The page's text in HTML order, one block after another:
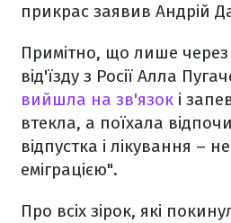
прикрас заявив Андрій
Примітно, що лише через
від'їзду з Росії Алла
вийшла на зв'язок і
втекла, а поїхала
відпустка і лікування –
еміграцією".
Про всіх зірок, які